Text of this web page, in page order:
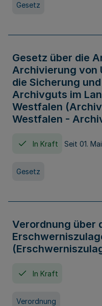
Gesetz
Gesetz über die
Archivierung von
die Sicherung
Archivguts im
Westfalen
Westfalen -
In Kraft Seit 01.
Gesetz
Verordnung über
In Kraft
Verordnung